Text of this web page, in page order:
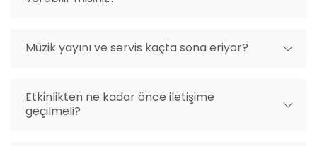
sunuyoruz. Şehir merkezinde, şehir manzaralı bir
Sağlık ve Güvenlik
Müzik yayını ve servis kaçta sona eriyor?
Etkinlikten ne kadar önce iletişime
geçilmeli?